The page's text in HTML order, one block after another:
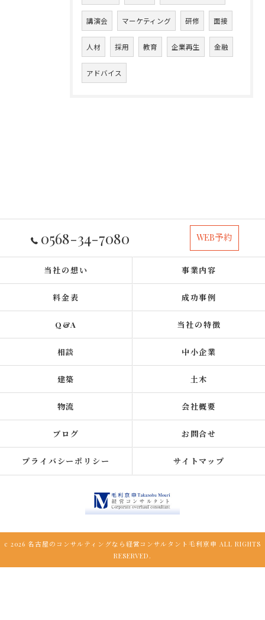
講演会 マーケティング 研修 面接
人材 採用 教育 企業再生 金融
アドバイス
0568-34-7080 WEB予約
当社の想い 事業内容
料金表 成功事例
Q&A 当社の特徴
相談 中小企業
建築 土木
物流 会社概要
ブログ お問合せ
プライバシーポリシー サイトマップ
c 2026 名古屋のコンサルティングなら経営コンサルタント毛利京申 ALL RIGHTS
RESERVED.